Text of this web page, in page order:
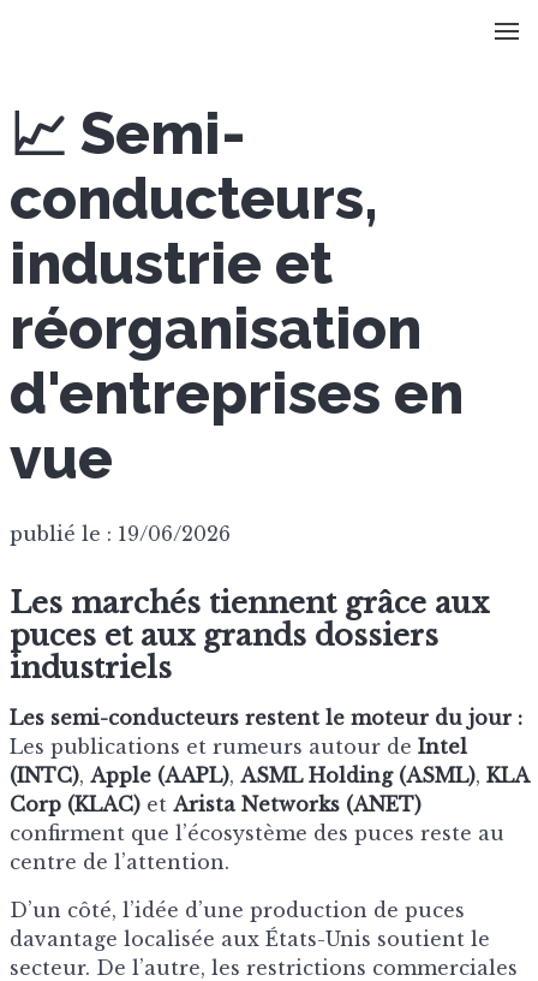
📈 Semi-
conducteurs,
industrie et
réorganisation
d'entreprises en
vue
publié le : 19/06/2026
Les marchés tiennent grâce aux
puces et aux grands dossiers
industriels
Les semi-conducteurs restent le moteur du jour :
Les publications et rumeurs autour de Intel
(INTC), Apple (AAPL), ASML Holding (ASML), KLA
Corp (KLAC) et Arista Networks (ANET)
confirment que l’écosystème des puces reste au
centre de l’attention.
D’un côté, l’idée d’une production de puces
davantage localisée aux États-Unis soutient le
secteur. De l’autre, les restrictions commerciales